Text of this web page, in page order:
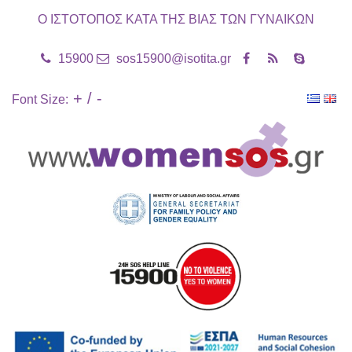
Ο ΙΣΤΟΤΟΠΟΣ ΚΑΤΑ ΤΗΣ ΒΙΑΣ ΤΩΝ ΓΥΝΑΙΚΩΝ
15900 sos15900@isotita.gr
Font Size: + / -